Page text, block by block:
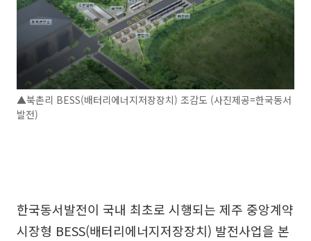
▲북촌리 BESS(배터리에너지저장장치) 조감도 (사진제공=한국동서
발전)
한국동서발전이 국내 최초로 시행되는 제주 중앙계약
시장형 BESS(배터리에너지저장장치) 발전사업을 본